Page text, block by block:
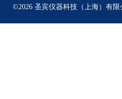
©2026 圣宾仪器科技（上海）有